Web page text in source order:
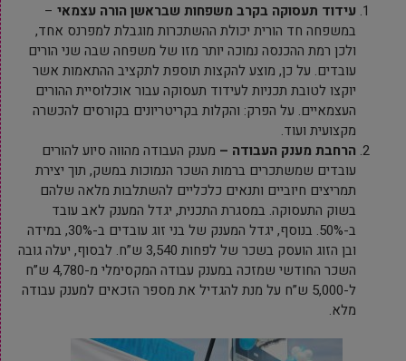
עידוד תעסוקה בקרב משפחות שבראשן הורה עצמאי –
במשפחה חד הורית יכולת ההשתכרות מוגבלת למפרנס אחד,
ולכן רמת ההכנסה נמוכה יותר מזו של משפחה שבה שני הורים
עובדים. על כן, מוצע להקצות תוספת לתקציב ההתאמות אשר
יוקצו לטובת תכניות לעידוד תעסוקה עבור אוכלוסיית ההורים
העצמאיים. על הפרק: והקלות בקריטריונים בקורסים להכשרה
מקצועית ועוד.
הרחבת מענק העבודה – מענק העבודה מהווה סיוע להורים
עובדים שמשתכרים ברמות השכר הנמוכות במשק, תוך יצירת
תמריצים חיוביים ותנאים כלכליים להשתלבות מלאה שלהם
בשוק התעסוקה. במסגרת התכנית, יגדל המענק לאב עובד
ב-50%. בנוסף, יגדל המענק של בני זוג עובדים ב-30%, במידה
ובן הזוג הועסק בשכר של לפחות 3,540 ש”ח. לבסוף, יעלה גובה
השכר החודשי שמזכה במענק עבודה המקסימלי מ-4,780 ש”ח
ל-5,000 ש”ח על מנת להגדיל את מספר הזכאים למענק עבודה
מלא.